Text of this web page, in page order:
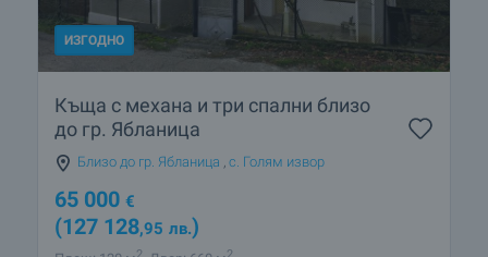
ИЗГОДНО
Къща с механа и три спални близо
до гр. Ябланица
Близо до гр. Ябланица с. Голям извор
65 000 €
(127 128,95 лв.)